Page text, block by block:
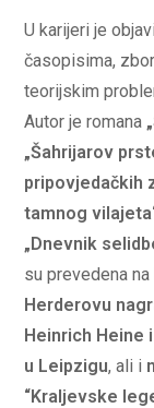
U karijeri je
časopisima,
teorijskim
Autor je romana
„Šahrijarov
pripovjedačkih
tamnog
„Dnevnik
su prevedena
Herderovu
Heinrich Heine
u Leipzigu, ali i
“Kraljevske